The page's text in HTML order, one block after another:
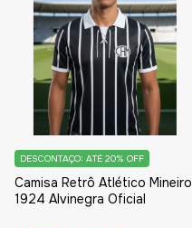
Camisa Retrô Atlético Mineiro
1924 Alvinegra Oficial
DESCONTAÇO: ATÉ 20% OFF